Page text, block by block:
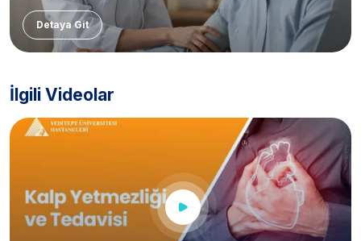
Detaya Git
İlgili Videolar